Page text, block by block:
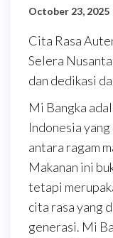
October 23, 2025
Cita Rasa
Selera
dan dedikasi
Mi Bangka
Indonesia
antara ragam
Makanan ini
tetapi
cita rasa yang
generasi. Mi